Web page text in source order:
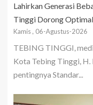
Lahirkan Generasi
Tinggi Dorong
Kamis , 06-Agustus-2026
TEBING TINGGI,
Kota Tebing Tinggi, H.
pentingnya Standar...